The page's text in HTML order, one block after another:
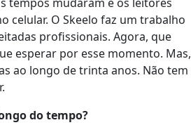
celular. O Skeelo faz um trabalho
profissionais. Agora, que
esperar por esse momento. Mas,
ao longo de trinta anos. Não tem
do tempo?